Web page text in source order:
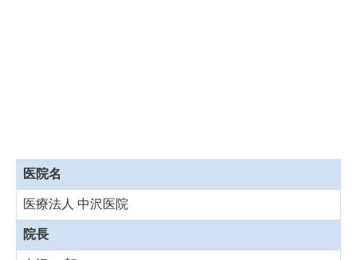
医院名
医療法人 中沢医院
院長